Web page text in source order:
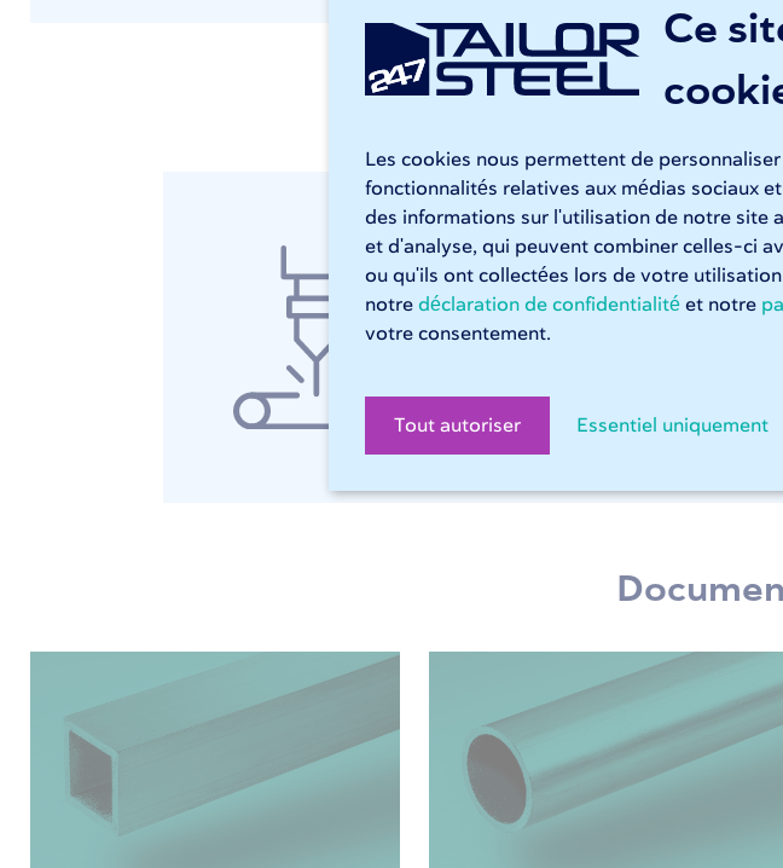
Ce
Les cookies nous permettent de
fonctionnalités relatives aux médias sociaux
des informations sur l'utilisation de notre site
et d'analyse, qui peuvent combiner celles-ci
ou qu'ils ont collectées lors de votre
notre déclaration de confidentialité et notre
votre consentement.
Tout autoriser Essentiel uniquement
Opérations
Découpe au laser
Chez 247TailorSteel, vous
Nos lasers à tubes Adige
flexibles pour votre production
tubes découpent vos tubes et
Découpe laser de tubes